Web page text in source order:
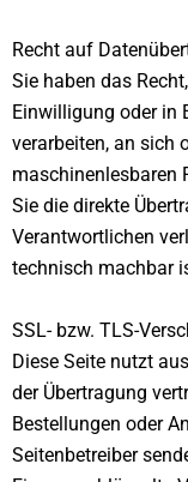
Recht auf
Sie haben das
Einwilligung oder in
verarbeiten, an sich
maschinenlesbaren
Sie die direkte
Verantwortlichen
technisch machbar
SSL- bzw. TLS-
Diese Seite nutzt
der Übertragung
Bestellungen oder
Seitenbetreiber